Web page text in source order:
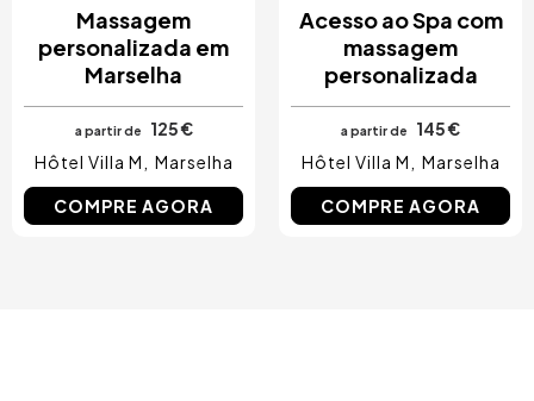
Massagem
personalizada em
Marselha
a partir de
125 €
Hôtel Villa M
Marselha
COMPRE AGORA
Acesso ao Spa com
massagem
personalizada
a partir de
145 €
Hôtel Villa M
Marselha
COMPRE AGORA